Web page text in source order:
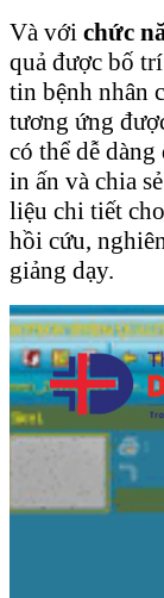
Và với chức
quả được bố
tin bệnh nhân
tương ứng
có thể dễ
in ấn và chia
liệu chi tiết
hồi cứu,
giảng dạy.